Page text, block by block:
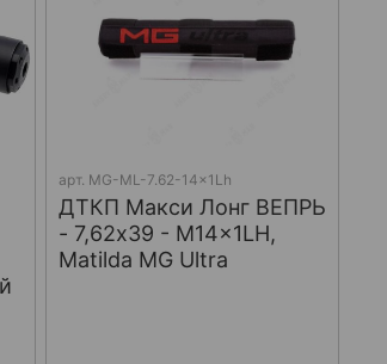
арт. MG-ML-7.62-14x1Lh
ДТКП Макси Лонг ВЕПРЬ
- 7,62x39 - M14x1LH,
Matilda MG Ultra